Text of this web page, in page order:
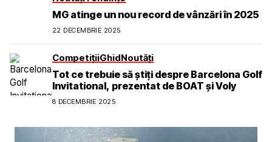
MG atinge un nou record de vânzări în 2025
22 DECEMBRIE 2025
CompetițiiGhidNoutăți
Tot ce trebuie să știți despre Barcelona Golf
Invitational, prezentat de BOAT și Voly
8 DECEMBRIE 2025